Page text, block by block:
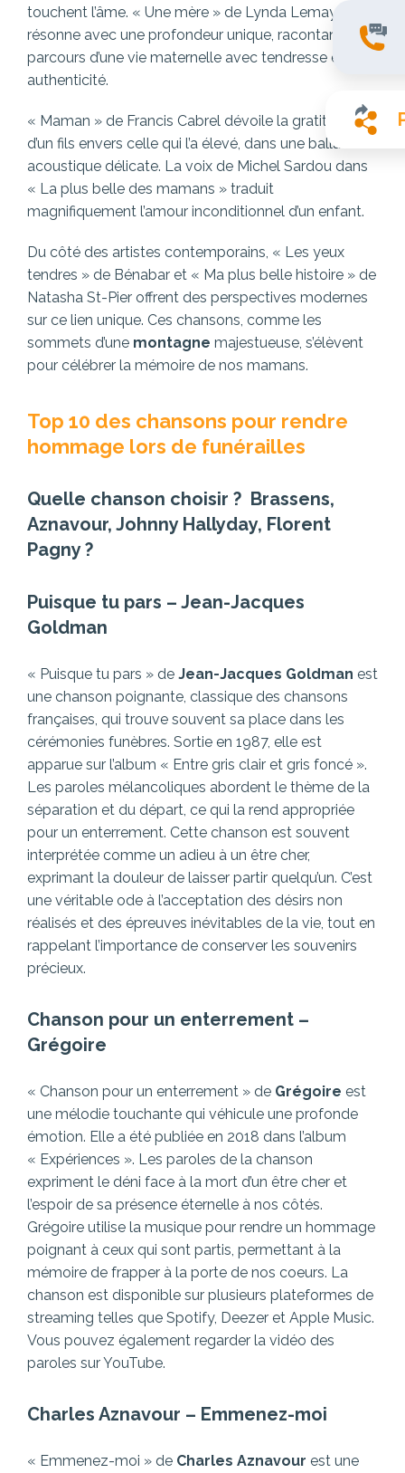
touchent l’âme. « Une mère » de Lynda Lemay
résonne avec une profondeur unique, racontant le
parcours d’une vie maternelle avec tendresse et
authenticité.
« Maman » de Francis Cabrel dévoile la gratitude
d’un fils envers celle qui l’a élevé, dans une ballade
acoustique délicate. La voix de Michel Sardou dans
« La plus belle des mamans » traduit
magnifiquement l’amour inconditionnel d’un enfant.
Du côté des artistes contemporains, « Les yeux
tendres » de Bénabar et « Ma plus belle histoire » de
Natasha St-Pier offrent des perspectives modernes
sur ce lien unique. Ces chansons, comme les
sommets d’une montagne majestueuse, s’élèvent
pour célébrer la mémoire de nos mamans.
Top 10 des chansons pour rendre
hommage lors de funérailles
Quelle chanson choisir ? Brassens,
Aznavour, Johnny Hallyday, Florent
Pagny ?
Puisque tu pars – Jean-Jacques
Goldman
« Puisque tu pars » de Jean-Jacques Goldman est
une chanson poignante, classique des chansons
françaises, qui trouve souvent sa place dans les
cérémonies funèbres. Sortie en 1987, elle est
apparue sur l’album « Entre gris clair et gris foncé ».
Les paroles mélancoliques abordent le thème de la
séparation et du départ, ce qui la rend appropriée
pour un enterrement. Cette chanson est souvent
interprétée comme un adieu à un être cher,
exprimant la douleur de laisser partir quelqu’un. C’est
une véritable ode à l’acceptation des désirs non
réalisés et des épreuves inévitables de la vie, tout en
rappelant l’importance de conserver les souvenirs
précieux.
Chanson pour un enterrement –
Grégoire
« Chanson pour un enterrement » de Grégoire est
une mélodie touchante qui véhicule une profonde
émotion. Elle a été publiée en 2018 dans l’album
« Expériences ». Les paroles de la chanson
expriment le déni face à la mort d’un être cher et
l’espoir de sa présence éternelle à nos côtés.
Grégoire utilise la musique pour rendre un hommage
poignant à ceux qui sont partis, permettant à la
mémoire de frapper à la porte de nos coeurs. La
chanson est disponible sur plusieurs plateformes de
streaming telles que Spotify, Deezer et Apple Music.
Vous pouvez également regarder la vidéo des
paroles sur YouTube.
Charles Aznavour – Emmenez-moi
« Emmenez-moi » de Charles Aznavour est une